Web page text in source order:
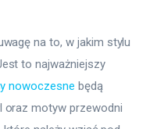
na to, w jakim stylu
to najważniejszy
nowoczesne będą
oraz motyw przewodni